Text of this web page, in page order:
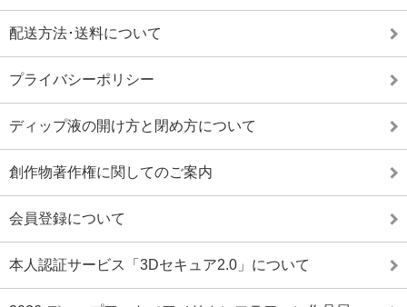
配送方法･送料について
プライバシーポリシー
ディップ液の開け方と閉め方について
創作物著作権に関してのご案内
会員登録について
本人認証サービス「3Dセキュア2.0」について